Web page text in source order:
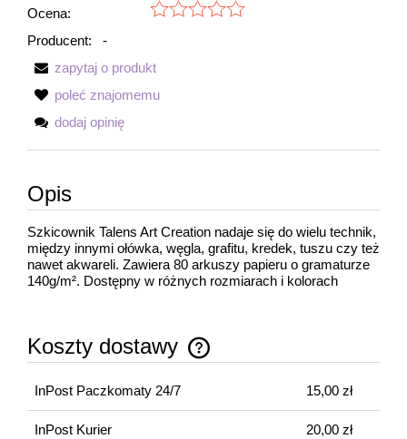
Ocena:
Producent:
-
zapytaj o produkt
poleć znajomemu
dodaj opinię
Opis
Szkicownik Talens Art Creation nadaje się do wielu technik,
między innymi ołówka, węgla, grafitu, kredek, tuszu czy też
nawet akwareli. Zawiera 80 arkuszy papieru o gramaturze
140g/m². Dostępny w różnych rozmiarach i kolorach
Koszty dostawy
Cena nie zawiera ewentualnych kosztów płatności
InPost Paczkomaty 24/7 15,00 zł
InPost Kurier 20,00 zł